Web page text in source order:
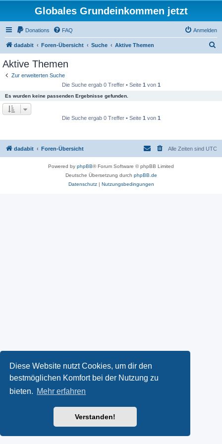
Diese Website nutzt Cookies, um dir den
bestmöglichen Komfort bei der Nutzung zu
bieten. Mehr erfahren
Verstanden!
Globales Grundeinkommen jetzt
Donations FAQ Anmelden
dadabit Foren-Übersicht Suche Aktive Themen
Aktive Themen
Zur erweiterten Suche
Die Suche ergab 0 Treffer • Seite 1 von 1
Es wurden keine passenden Ergebnisse gefunden.
Die Suche ergab 0 Treffer • Seite 1 von 1
dadabit Foren-Übersicht Alle Zeiten sind UTC
Powered by phpBB® Forum Software © phpBB Limited
Deutsche Übersetzung durch phpBB.de
Datenschutz| Nutzungsbedingungen